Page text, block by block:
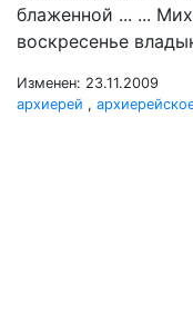
блаженной ... ...
воскресенье
Изменен: 23.11.2009
архиерей ,